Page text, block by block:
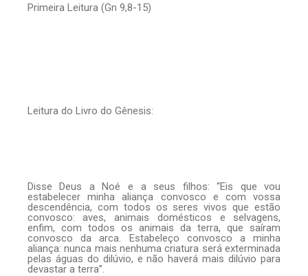
Primeira Leitura (Gn 9,8-15)
Leitura do Livro do Gênesis:
Disse Deus a Noé e a seus filhos: “Eis que vou
estabelecer minha aliança convosco e com vossa
descendência, com todos os seres vivos que estão
convosco: aves, animais domésticos e selvagens,
enfim, com todos os animais da terra, que saíram
convosco da arca. Estabeleço convosco a minha
aliança: nunca mais nenhuma criatura será exterminada
pelas águas do dilúvio, e não haverá mais dilúvio para
devastar a terra”.